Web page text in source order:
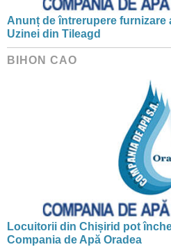
Anunț de întrerupere furnizare
Uzinei din Tileagd
BIHON CAO
Locuitorii din Chișirid pot
Compania de Apă Oradea